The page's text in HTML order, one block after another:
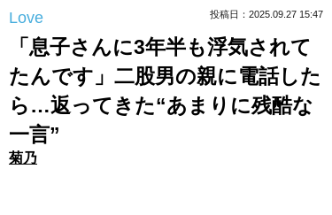
Love 投稿日：2025.09.27 15:47
「息子さんに3年半も浮気されて
たんです」二股男の親に電話した
ら…返ってきた“あまりに残酷な
一言”
菊乃